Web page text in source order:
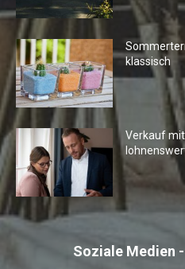
klassisch
Verkauf
Soziale Medien